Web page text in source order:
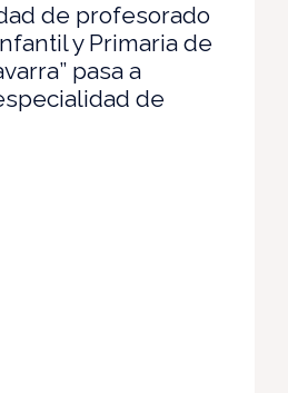
de profesorado
y Primaria de
pasa a
de